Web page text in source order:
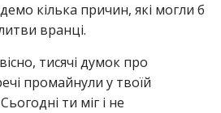
кілька причин, які могли б
вранці.
тисячі думок про
промайнули у твоїй
ти міг і не